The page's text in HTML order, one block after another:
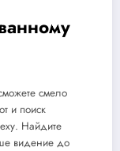
смело
и поиск
Найдите
видение до